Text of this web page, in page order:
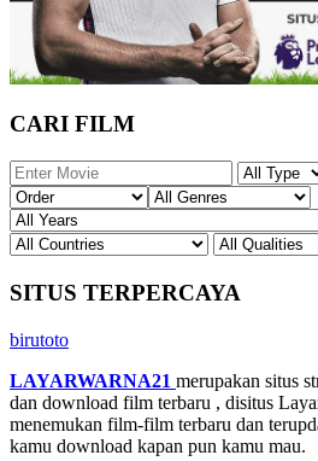
CARI FILM
SITUS TERPERCAYA
birutoto
LAYARWARNA21 merupakan situs
dan download film terbaru , disitus
menemukan film-film terbaru dan
kamu download kapan pun kamu mau.